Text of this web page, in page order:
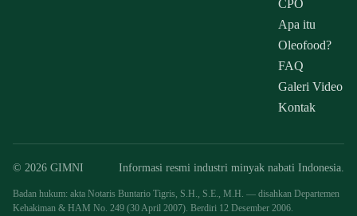
CPO
Apa itu
Oleofood?
FAQ
Galeri Video
Kontak
© 2026 GIMNI Informasi resmi industri minyak nabati Indonesia.
Badan hukum: akta Notaris Buntario Tigris, S.H., S.E., M.H. — disahkan Departemen
Kehakiman & HAM No. 249 (30 April 2007). Berdiri 12 Desember 2006.